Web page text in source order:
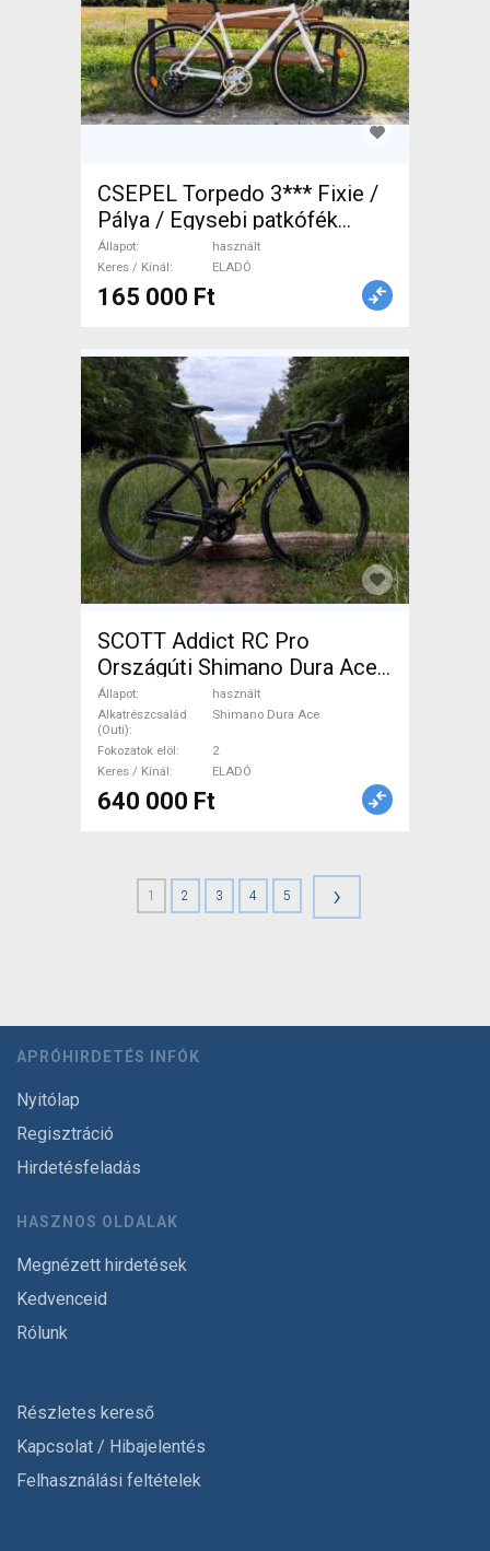
CSEPEL Torpedo 3*** Fixie /
Pálya / Egysebi patkófék
használt ELADÓ
Állapot
használt
Keres / Kínál
ELADÓ
165 000 Ft
SCOTT Addict RC Pro
Országúti Shimano Dura Ace
tárcsafék használt ELADÓ
Állapot
használt
Alkatrészcsalád
(Outi)
Shimano Dura Ace
Fokozatok elöl
2
Keres / Kínál
ELADÓ
640 000 Ft
1 2 3 4 5 ›
APRÓHIRDETÉS INFÓK
Nyitólap
Regisztráció
Hirdetésfeladás
HASZNOS OLDALAK
Megnézett hirdetések
Kedvenceid
Rólunk
Részletes kereső
Kapcsolat / Hibajelentés
Felhasználási feltételek